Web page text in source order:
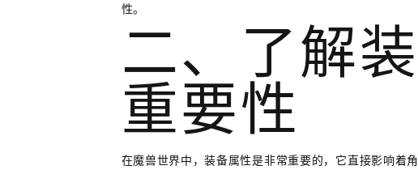
性。
二、了解
重要性
在魔兽世界中，装备属性是非常重要的，它直接影响着